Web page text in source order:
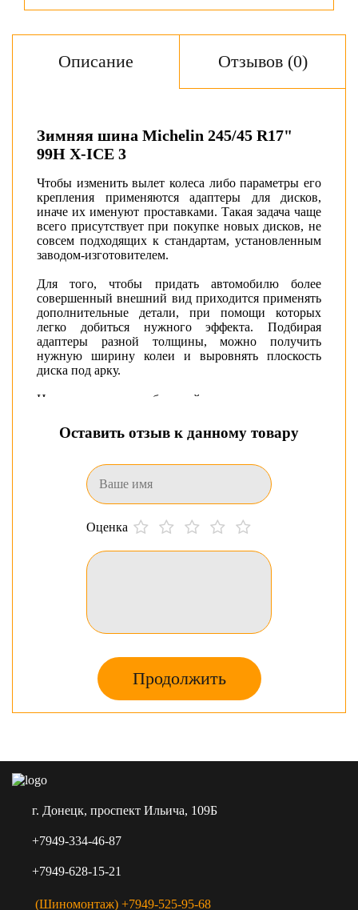
Оставить отзыв к данному товару
Оценка
Продолжить
Описание Отзывов (0)
Зимняя шина Michelin 245/45 R17"
99H X-ICE 3
Чтобы изменить вылет колеса либо параметры его
крепления применяются адаптеры для дисков,
иначе их именуют проставками. Такая задача чаще
всего присутствует при покупке новых дисков, не
совсем подходящих к стандартам, установленным
заводом-изготовителем.
Для того, чтобы придать автомобилю более
совершенный внешний вид приходится применять
дополнительные детали, при помощи которых
легко добиться нужного эффекта. Подбирая
адаптеры разной толщины, можно получить
нужную ширину колеи и выровнять плоскость
диска под арку.
Нами представлен большой ассортимент самых
наличием в Донецке, которые можно купить,
просто оформив заказ. Для получения любой
номерам, мы всегда рады Вам помочь!
г. Донецк, проспект Ильича, 109Б
+7949-334-46-87
+7949-628-15-21
(Шиномонтаж) +7949-525-95-68